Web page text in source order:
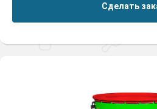
Сделать